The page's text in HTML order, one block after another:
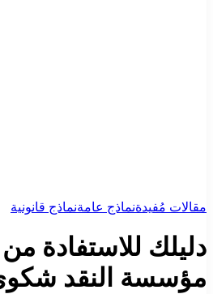
مقالات مُفيدةنماذج عامةنماذج قانونية
دليلك للاستفادة
مؤسسة النقد شكوى